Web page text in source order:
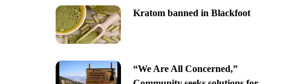
Kratom banned in Blackfoot
“We Are All Concerned,”